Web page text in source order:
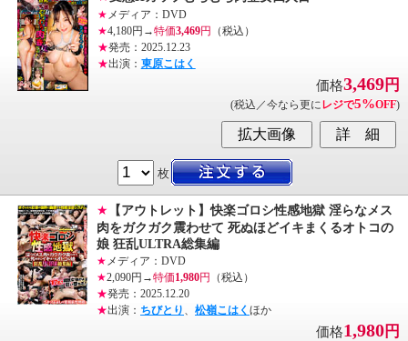
★ メディア：DVD
★4,180円→特価3,469円
（税込）
★発売：2025.12.23
★出演： 東原こはく
価格3,469円
(税込／今なら更に レジで5%OFF)
枚
★ 【アウトレット】快楽ゴロシ性感地獄 淫らなメス
肉をガクガク震わせて 死ぬほどイキまくるオトコの
娘 狂乱ULTRA総集編
★ メディア：DVD
★2,090円→特価1,980円
（税込）
★発売：2025.12.20
★出演： ちびとり 、 松嶺こはく ほか
価格1,980円